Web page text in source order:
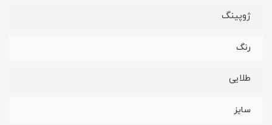
ژوپینگ
رنگ
طلایی
سایز